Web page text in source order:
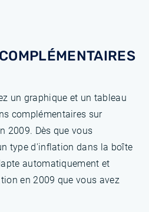
un graphique et un tableau
complémentaires sur
2009. Dès que vous
type d'inflation dans la boîte
automatiquement et
en 2009 que vous avez